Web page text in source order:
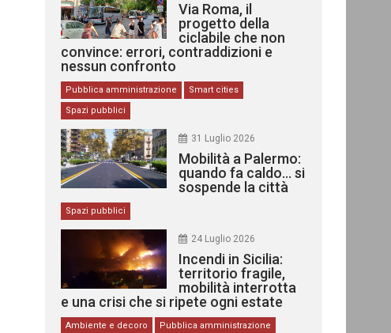
Via Roma, il
progetto della
ciclabile che non
convince: errori, contraddizioni e
nessun confronto
Pubblica amministrazione
Smart cities
Spazi pubblici
31 Luglio 2026
Mobilità a Palermo:
quando fa caldo… si
sospende la città
Spazi pubblici
24 Luglio 2026
Incendi in Sicilia:
territorio fragile,
mobilità interrotta
e una crisi che si ripete ogni estate
Ambiente e decoro Pubblica amministrazione